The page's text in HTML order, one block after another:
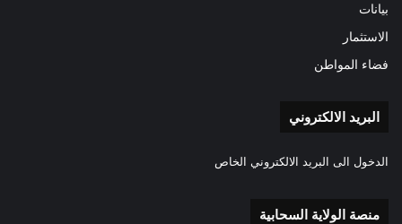
بيانات
الاستثمار
فضاء المواطن
البريد الالكتروني
الدخول الى البريد الالكتروني الخاص
منصة الولاية السحابية